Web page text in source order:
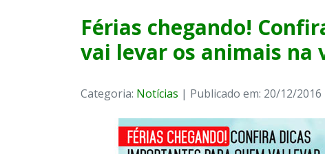
Férias chegando!
vai levar os animais na
Categoria: Notícias | Publicado em: 20/12/2016